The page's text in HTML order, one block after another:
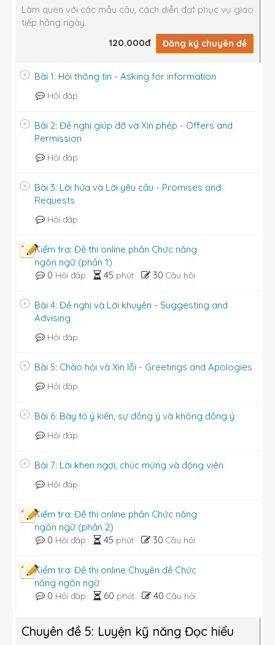
120.000đ Đăng ký chuyên đề
Làm quen với các mẫu câu, cách diễn đạt phục vụ giao
tiếp hằng ngày.
Bài 1: Hỏi thông tin - Asking for information
Hỏi đáp
Bài 2: Đề nghị giúp đỡ và Xin phép - Offers and
Permission
Hỏi đáp
Bài 3: Lời hứa và Lời yêu cầu - Promises and
Requests
Hỏi đáp
Kiểm tra: Đề thi online phần Chức năng
ngôn ngữ (phần 1)
0 Hỏi đáp 45 phút 30 Câu hỏi
Bài 4: Đề nghị và Lời khuyên - Suggesting and
Advising
Hỏi đáp
Bài 5: Chào hỏi và Xin lỗi - Greetings and Apologies
Hỏi đáp
Bài 6: Bày tỏ ý kiến, sự đồng ý và không đồng ý
Hỏi đáp
Bài 7: Lời khen ngợi, chúc mừng và động viên
Hỏi đáp
Kiểm tra: Đề thi online phần Chức năng
ngôn ngữ (phần 2)
0 Hỏi đáp 45 phút 30 Câu hỏi
Kiểm tra: Đề thi online Chuyên đề Chức
năng ngôn ngữ
0 Hỏi đáp 60 phút 40 Câu hỏi
Chuyên đề 5: Luyện kỹ năng Đọc hiểu